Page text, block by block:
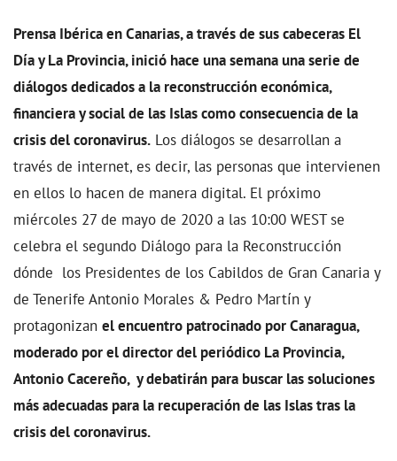
Prensa Ibérica en Canarias, a través de sus cabeceras El
Día y La Provincia, inició hace una semana una serie de
diálogos dedicados a la reconstrucción económica,
financiera y social de las Islas como consecuencia de la
crisis del coronavirus. Los diálogos se desarrollan a
través de internet, es decir, las personas que intervienen
en ellos lo hacen de manera digital. El próximo
miércoles 27 de mayo de 2020 a las 10:00 WEST se
celebra el segundo Diálogo para la Reconstrucción
dónde los Presidentes de los Cabildos de Gran Canaria y
de Tenerife Antonio Morales & Pedro Martín y
protagonizan el encuentro patrocinado por Canaragua,
moderado por el director del periódico La Provincia,
Antonio Cacereño, y debatirán para buscar las soluciones
más adecuadas para la recuperación de las Islas tras la
crisis del coronavirus.